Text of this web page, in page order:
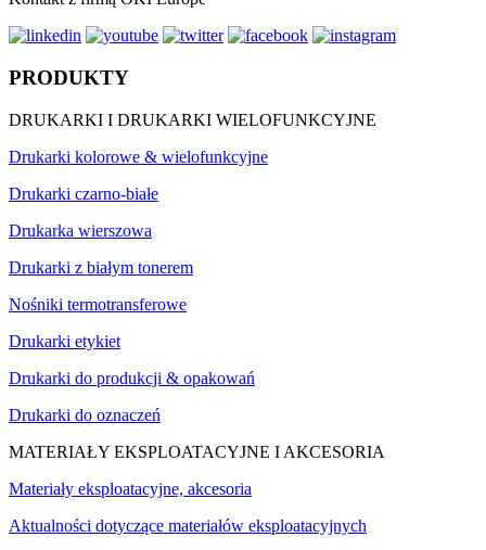
PRODUKTY
DRUKARKI I DRUKARKI WIELOFUNKCYJNE
Drukarki kolorowe & wielofunkcyjne
Drukarki czarno-białe
Drukarka wierszowa
Drukarki z białym tonerem
Nośniki termotransferowe
Drukarki etykiet
Drukarki do produkcji & opakowań
Drukarki do oznaczeń
MATERIAŁY EKSPLOATACYJNE I AKCESORIA
Materiały eksploatacyjne, akcesoria
Aktualności dotyczące materiałów eksploatacyjnych